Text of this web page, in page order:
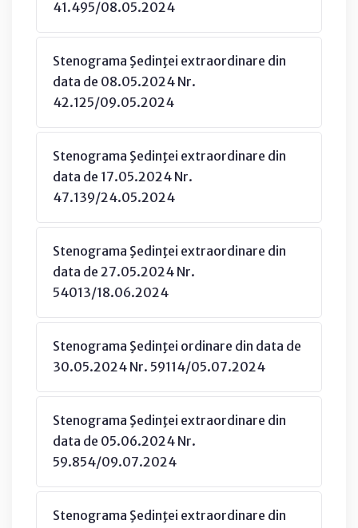
41.495/08.05.2024
Stenograma Şedinţei extraordinare din
data de 08.05.2024 Nr.
42.125/09.05.2024
Stenograma Şedinţei extraordinare din
data de 17.05.2024 Nr.
47.139/24.05.2024
Stenograma Şedinţei extraordinare din
data de 27.05.2024 Nr.
54013/18.06.2024
Stenograma Şedinţei ordinare din data de
30.05.2024 Nr. 59114/05.07.2024
Stenograma Şedinţei extraordinare din
data de 05.06.2024 Nr.
59.854/09.07.2024
Stenograma Şedinţei extraordinare din